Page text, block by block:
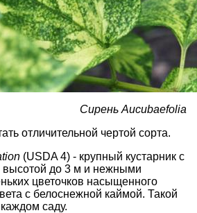
Сирень Aucubaefolia
отличительной чертой сорта.
(USDA 4) - крупный кустарник с
высотой до 3 м и нежными
цветочков насыщенного
с белоснежной каймой. Такой
саду.